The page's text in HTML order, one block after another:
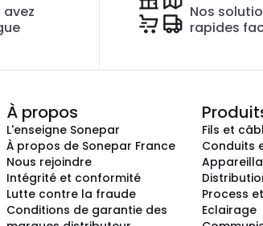
Nos
rapides
À propos
L'enseigne Sonepar
À propos de Sonepar France
Nous rejoindre
Intégrité et conformité
Lutte contre la fraude
Conditions de garantie des
Fils et
Conduits
Process
Eclairage